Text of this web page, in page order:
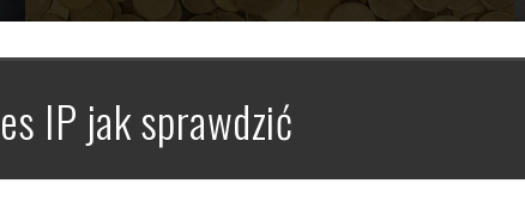
IP jak sprawdzić